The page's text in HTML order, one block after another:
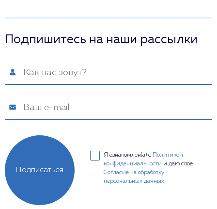
Подпишитесь на наши рассылки
Я ознакомлен(а) с
Политикой
конфиденциальности и даю свое
Согласие на обработку
персональных данных
Подписаться